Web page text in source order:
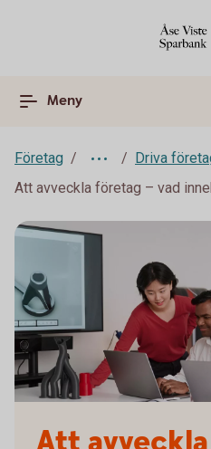
Meny
Företag
Driva
Att avveckla företag – vad